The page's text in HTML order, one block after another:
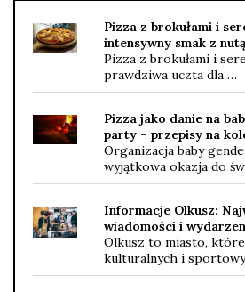
Pizza z brokułami i
intensywny smak z
Pizza z brokułami i
prawdziwa uczta dla …
Pizza jako danie na
party – przepisy na
Organizacja baby
wyjątkowa okazja do
Informacje Olkusz:
wiadomości i
Olkusz to miasto,
kulturalnych i